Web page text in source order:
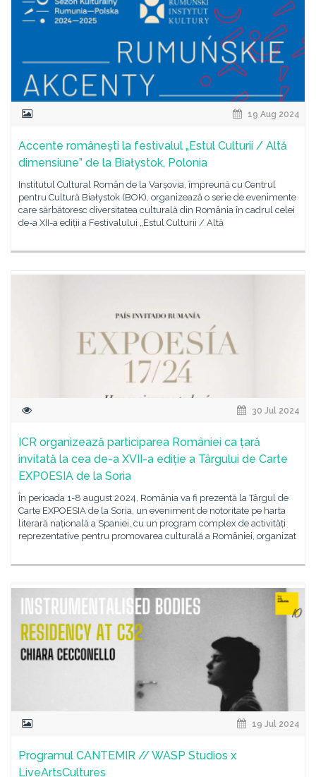
19 Aug 2024
Accente românești la festivalul „Estul Culturii / Altă
dimensiune” de la Białystok, Polonia
Institutul Cultural Român de la Varșovia, împreună cu Centrul
pentru Cultură Białystok (BOK), organizează o serie de evenimente
care sărbătoresc diversitatea culturală din România în cadrul celei
de-a XII-a ediții a Festivalului „Estul Culturii / Altă
30 Jul 2024
ICR organizează participarea României ca țară
invitată la cea de-a XVII-a ediție a Târgului de Carte
EXPOESIA de la Soria
În perioada 1-8 august 2024, România va fi prezentă la Târgul de
Carte EXPOESIA de la Soria, un eveniment de notoritate pe harta
literară națională a Spaniei, cu un program complex de activități
reprezentative pentru promovarea culturală a României, organizat
19 Jul 2024
Programul CANTEMIR // WASP Studios x
LiveArtsCultures